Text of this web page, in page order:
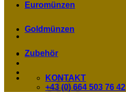
Euromünzen
Goldmünzen
Zubehör
KONTAKT
+43 (0) 664 503 76 42